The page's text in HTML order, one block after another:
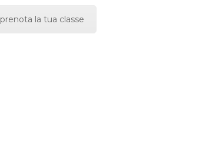
prenota la tua classe